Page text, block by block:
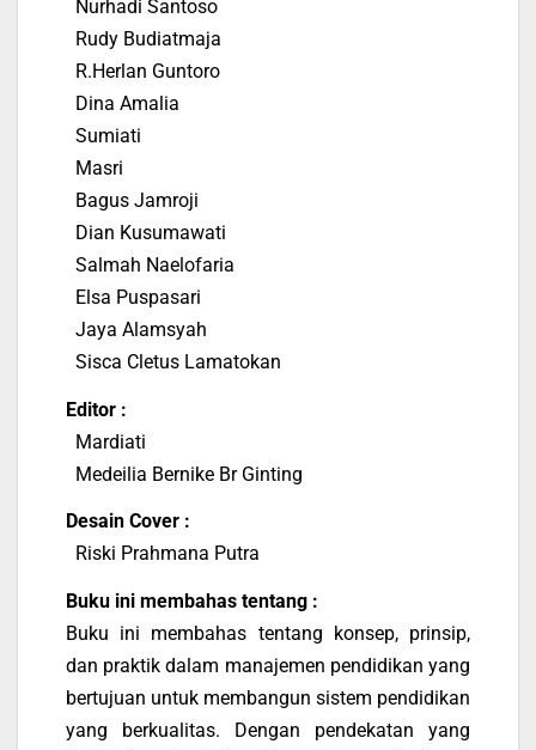
Nurhadi Santoso
Rudy Budiatmaja
R.Herlan Guntoro
Dina Amalia
Sumiati
Masri
Bagus Jamroji
Dian Kusumawati
Salmah Naelofaria
Elsa Puspasari
Jaya Alamsyah
Sisca Cletus Lamatokan
Editor :
Mardiati
Medeilia Bernike Br Ginting
Desain Cover :
Riski Prahmana Putra
Buku ini membahas tentang :
Buku ini membahas tentang konsep, prinsip,
dan praktik dalam manajemen pendidikan yang
bertujuan untuk membangun sistem pendidikan
yang berkualitas. Dengan pendekatan yang